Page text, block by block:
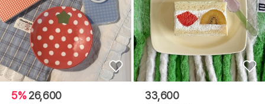
5% 26,600 33,600